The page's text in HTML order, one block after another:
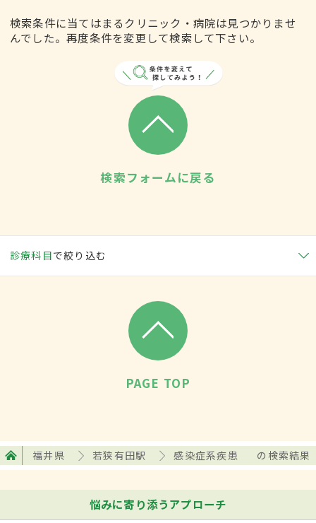
検索条件に当てはまるクリニック・病院は見つかりませ
んでした。再度条件を変更して検索して下さい。
検索フォームに戻る
診療科目で絞り込む
PAGE TOP
福井県 若狭有田駅 感染症系疾患 の検索結果
悩みに寄り添うアプローチ